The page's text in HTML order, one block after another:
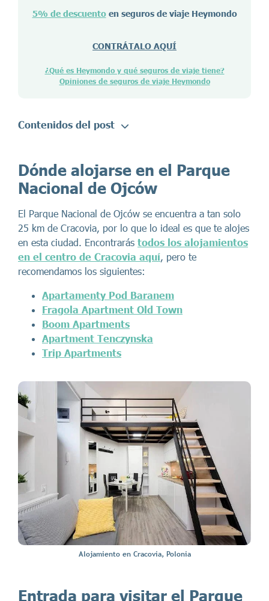
5% de descuentoen seguros de viaje Heymondo
CONTRÁTALO AQUÍ
¿Qué es Heymondo y qué seguros de viaje tiene?
Opiniones de seguros de viaje Heymondo
Contenidos del post
Dónde alojarse en el Parque
Nacional de Ojców
El Parque Nacional de Ojców se encuentra a tan solo
25 km de Cracovia, por lo que lo ideal es que te alojes
en esta ciudad. Encontrarás todos los alojamientos
en el centro de Cracovia aquí, pero te
recomendamos los siguientes:
Apartamenty Pod Baranem
Fragola Apartment Old Town
Boom Apartments
Apartment Tenczynska
Trip Apartments
Alojamiento en Cracovia, Polonia
Entrada para visitar el Parque